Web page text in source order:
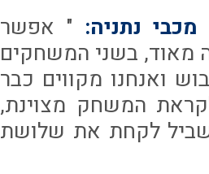
נתניה: " אפשר
מאוד, בשני המשחקים
ואנחנו מקווים כבר
המשחק מצוינת,
את ה-100 אחוז שלנו בשביל לקחת את שלושת